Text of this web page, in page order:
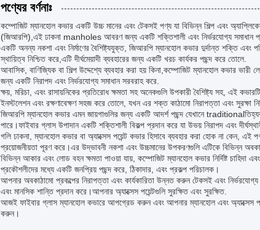
পণ্যের বর্ণনাঃ
কম্পোজিট ম্যানহোল কভার একটি উচ্চ মানের এবং টেকসই পণ্য যা বিভিন্ন শিল্প এবং
(জিআরপি),এই ঢাকনা manholes আবরণ জন্য একটি শক্তিশালী এবং নির্ভরযোগ্য সমাধান
একটি অনন্য নকশা এবং নির্মাণের বৈশিষ্ট্যযুক্ত, জিআরপি ম্যানহোল কভার দুর্দান্ত শক্তি এবং
স্থায়িত্ব নিশ্চিত করে,এটি দীর্ঘমেয়াদী ব্যবহারের জন্য একটি খরচ কার্যকর পছন্দ করে তোলে.
আবাসিক, বাণিজ্যিক বা শিল্প উদ্দেশ্যে ব্যবহার করা হয় কিনা,কম্পোজিট ম্যানহোল কভার
জন্য একটি নিরাপদ এবং নির্ভরযোগ্য সমাধান সরবরাহ করে.
ক্ষয়, মরিচা, এবং রাসায়নিকের প্রতিরোধ ক্ষমতা সহ অনেকগুলি উপকারী বৈশিষ্ট্য সহ, এই
ইনস্টলেশন এবং রক্ষণাবেক্ষণ সহজ করে তোলে, যখন এর শক্ত কাঠামো নিরাপত্তা এবং সুরক্ষা
জিআরপি ম্যানহোল কভার এমন জায়গাগুলির জন্য একটি আদর্শ পছন্দ যেখানে
পারে।ফাইবার গ্লাস উপাদান একটি শক্তিশালী বিকল্প প্রদান করে যা উভয় নিরাপদ এবং
গলি ঢাকনা, ম্যানহোল কভার বা অ্যাক্সেস পয়েন্ট কভার হিসাবে ব্যবহার করা হোক না কেন, এই
প্রয়োজনীয়তা পূরণ করে।এর উদ্ভাবনী নকশা এবং উচ্চমানের উপকরণগুলি এটিকে বিভিন্ন
বিভিন্ন আকার এবং লোড বহন ক্ষমতা পাওয়া যায়, কম্পোজিট ম্যানহোল কভার নির্দিষ্ট
প্রকৌশলীদের মধ্যে একটি জনপ্রিয় পছন্দ করে, ঠিকাদার, এবং প্রকল্প পরিচালক।
আপনার অবকাঠামো প্রকল্পের নিরাপত্তা এবং কার্যকারিতা উন্নত করুন টেকসই এবং
এবং মানসিক শান্তি প্রদান করে।আপনার অ্যাক্সেস পয়েন্টগুলি সুরক্ষিত এবং সুরক্ষিত.
আজই ফাইবার গ্লাস ম্যানহোল কভারে আপগ্রেড করুন এবং আপনার ম্যানহোল এবং অ্যাক্সেস
করুন।